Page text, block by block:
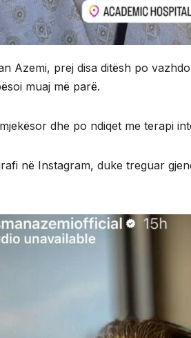
Azemi, prej disa ditësh po
muaj më parë.
dhe po ndiqet me terapi
në Instagram, duke treguar